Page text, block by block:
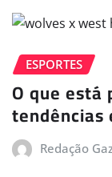
ESPORTES
O que está
tendências
Redação